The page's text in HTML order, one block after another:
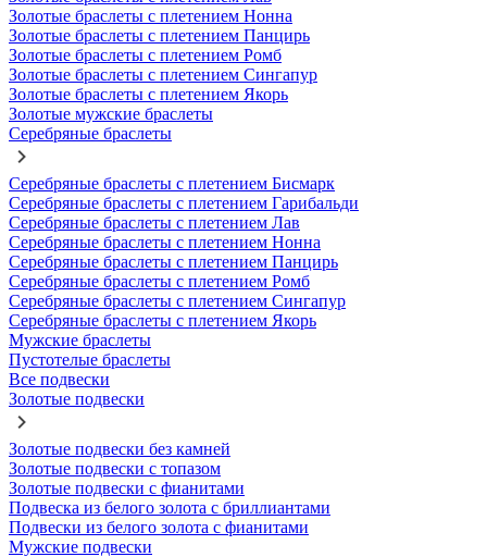
Золотые браслеты с плетением Нонна
Золотые браслеты с плетением Панцирь
Золотые браслеты с плетением Ромб
Золотые браслеты с плетением Сингапур
Золотые браслеты с плетением Якорь
Золотые мужские браслеты
Серебряные браслеты
Серебряные браслеты с плетением Бисмарк
Серебряные браслеты с плетением Гарибальди
Серебряные браслеты с плетением Лав
Серебряные браслеты с плетением Нонна
Серебряные браслеты с плетением Панцирь
Серебряные браслеты с плетением Ромб
Серебряные браслеты с плетением Сингапур
Серебряные браслеты с плетением Якорь
Мужские браслеты
Пустотелые браслеты
Все подвески
Золотые подвески
Золотые подвески без камней
Золотые подвески с топазом
Золотые подвески с фианитами
Подвеска из белого золота с бриллиантами
Подвески из белого золота с фианитами
Мужские подвески